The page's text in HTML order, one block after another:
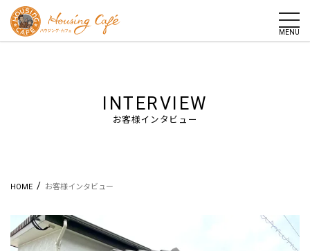
MENU
HOME / お客様インタビュー
INTERVIEW
お客様インタビュー